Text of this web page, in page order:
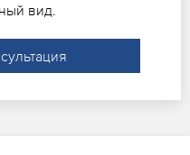
вид.